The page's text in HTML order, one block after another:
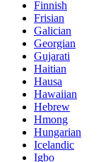
Finnish
Frisian
Galician
Georgian
Gujarati
Haitian
Hausa
Hawaiian
Hebrew
Hmong
Hungarian
Icelandic
Igbo